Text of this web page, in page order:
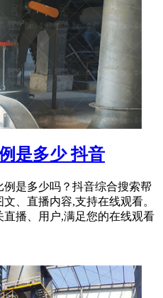
是多少 抖音
是多少吗？抖音综合搜索帮
、直播内容,支持在线观看。
播、用户,满足您的在线观看